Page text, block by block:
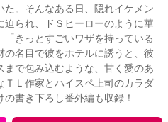
。そんなある日、隠れイケメン
迫られ、ドＳヒーローのように華
きっとすごいワザを持っている
名目で彼をホテルに誘うと、彼
で包み込むような、甘く愛のあ
Ｌ作家とハイスペ上司のカラダ
書き下ろし番外編も収録！